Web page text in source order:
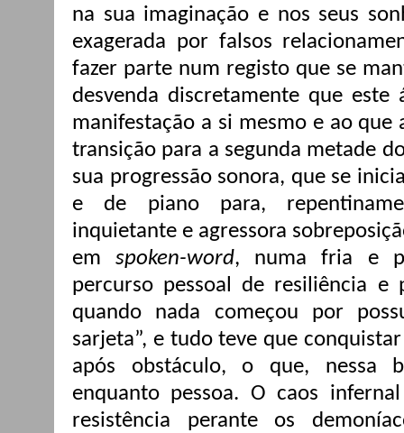
na sua imaginação e nos seus
exagerada por falsos
fazer parte num registo que se
desvenda discretamente que
manifestação a si mesmo e ao
transição para a segunda metade
sua progressão sonora, que se
e de piano para,
inquietante e agressora
emspoken-word, numa fria e
percurso pessoal de resiliência e
quando nada começou por
sarjeta”, e tudo teve que
após obstáculo, o que, nessa
enquanto pessoa. O caos
resistência perante os